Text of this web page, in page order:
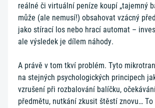
reálné či virtuální peníze koupí „tajemný
může (ale nemusí!) obsahovat vzácný
jako stírací los nebo hrací automat –
ale výsledek je dílem náhody.
A právě v tom tkví problém. Tyto
na stejných psychologických principech
vzrušení při rozbalování balíčku,
předmětu, nutkání zkusit štěstí znovu… To